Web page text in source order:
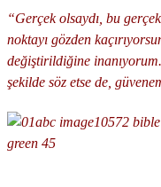
“Gerçek olsaydı, bu
noktayı gözden
değiştirildiğine
şekilde söz etse de,